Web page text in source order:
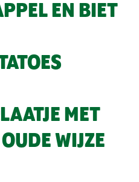
EN BIET
MET
WIJZE